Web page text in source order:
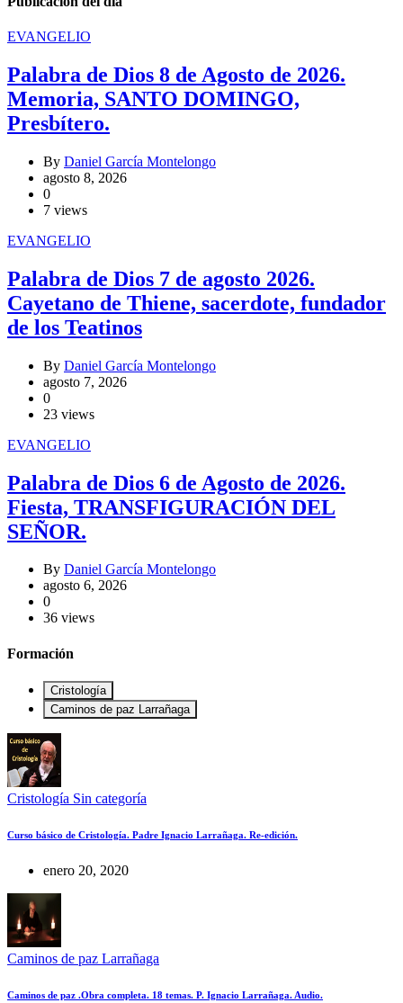
EVANGELIO
Palabra de Dios 8 de Agosto de 2026.
Memoria, SANTO DOMINGO,
Presbítero.
By Daniel García Montelongo
agosto 8, 2026
0
7 views
EVANGELIO
Palabra de Dios 7 de agosto 2026.
Cayetano de Thiene, sacerdote, fundador
de los Teatinos
By Daniel García Montelongo
agosto 7, 2026
0
23 views
EVANGELIO
Palabra de Dios 6 de Agosto de 2026.
Fiesta, TRANSFIGURACIÓN DEL
SEÑOR.
By Daniel García Montelongo
agosto 6, 2026
0
36 views
Formación
Cristología
Caminos de paz Larrañaga
Cristología Sin categoría
Curso básico de Cristología. Padre Ignacio Larrañaga. Re-edición.
enero 20, 2020
Caminos de paz Larrañaga
Caminos de paz .Obra completa. 18 temas. P. Ignacio Larrañaga. Audio.